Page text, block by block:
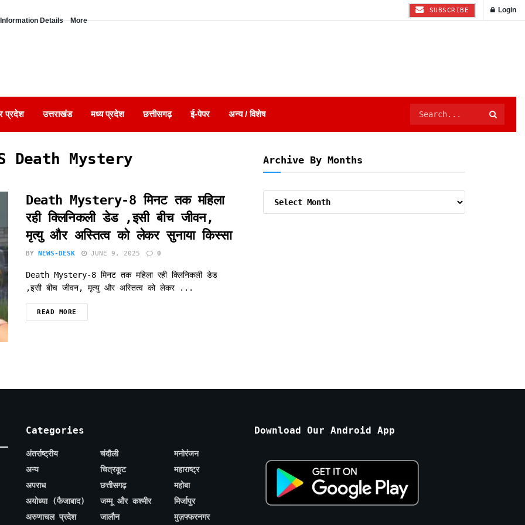
Details More
SUBSCRIBE Login
प्रदेश उत्तराखंड मध्य प्रदेश छत्तीसगढ़ ई-पेपर अन्य / विशेष
Death Mystery
Death Mystery-8 मिनट तक महिला
रही क्लिनिकली डेड ,इसी बीच जीवन,
मृत्यु और अस्तित्व को लेकर सुनाया किस्सा
BY NEWS-DESK JUNE 9, 2025 0
Death Mystery-8 मिनट तक महिला रही क्लिनिकली डेड
,इसी बीच जीवन, मृत्यु और अस्तित्व को लेकर ...
READ MORE
Archive By Months
Categories
अंतर्राष्ट्रीय
अन्य
अपराध
अयोध्या (फैजाबाद)
अरुणाचल प्रदेश
चंदौली
चित्रकूट
छत्तीसगढ़
जम्मू और कश्मीर
जालौन
मनोरंजन
महाराष्ट्र
महोबा
मिर्जापुर
मुज़फ्फरनगर
Download Our Android App